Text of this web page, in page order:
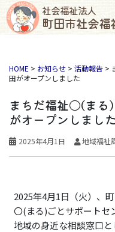
社会福祉法人
町田市社会福
コンテンツへスキップ
HOME > お知らせ > 活動報告 >
田がオープンしました
まちだ福祉〇(まる
がオープンしました
2025年4月1日 地域福祉
2025年4月1日（火）、
〇(まる)ごとサポートセ
地域の身近な相談窓口